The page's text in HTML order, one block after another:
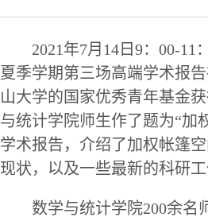
2021年7月14 日 9：00-11
夏季学期第三场高端学术报
山大学的国家优秀青年基金
与统计学院师生作了题为“加
学术报告，介绍了加权帐篷
现状，以及一些最新的科研工
数学与统计学院200余名